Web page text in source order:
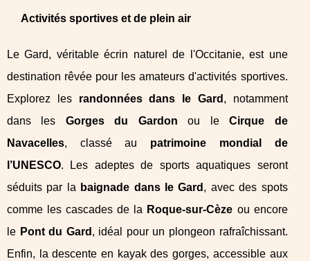
Activités sportives et de plein air
Le Gard, véritable écrin naturel de l'Occitanie, est une
destination rêvée pour les amateurs d'activités sportives.
Explorez les randonnées dans le Gard , notamment
dans les Gorges du Gardon ou leCirque de
Navacelles, classé au patrimoine mondial de
l’UNESCO. Les adeptes de sports aquatiques seront
séduits par la baignade dans le Gard , avec des spots
comme les cascades de la Roque-sur-Cèze ou encore
le Pont du Gard , idéal pour un plongeon rafraîchissant.
Enfin, la descente en kayak des gorges, accessible aux